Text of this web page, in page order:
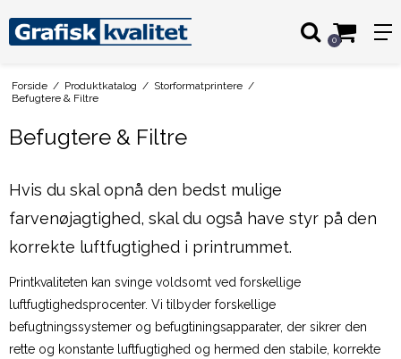
0
Forside / Produktkatalog / Storformatprintere /
Befugtere & Filtre
Befugtere & Filtre
Hvis du skal opnå den bedst mulige
farvenøjagtighed, skal du også have styr på den
korrekte luftfugtighed i printrummet.
Printkvaliteten kan svinge voldsomt ved forskellige
luftfugtighedsprocenter. Vi tilbyder forskellige
befugtningssystemer og befugtiningsapparater, der sikrer den
rette og konstante luftfugtighed og hermed den stabile, korrekte